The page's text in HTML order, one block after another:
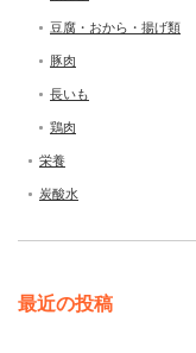
豆腐・おから・揚げ類
豚肉
長いも
鶏肉
栄養
炭酸水
最近の投稿